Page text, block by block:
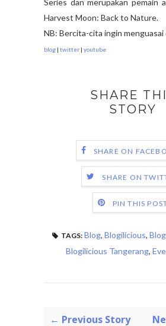
Series dan merupakan pemain
Harvest Moon: Back to Nature.
NB: Bercita-cita ingin menguasai
blog | twitter | youtube
SHARE
STORY
SHARE ON
SHARE ON
PIN THIS
TAGS: Blog, Blogilicious,
Blogilicious Tangerang,
← Previous Story